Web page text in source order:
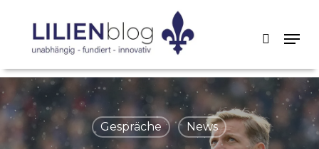
content
search
Menu
Gespräche News